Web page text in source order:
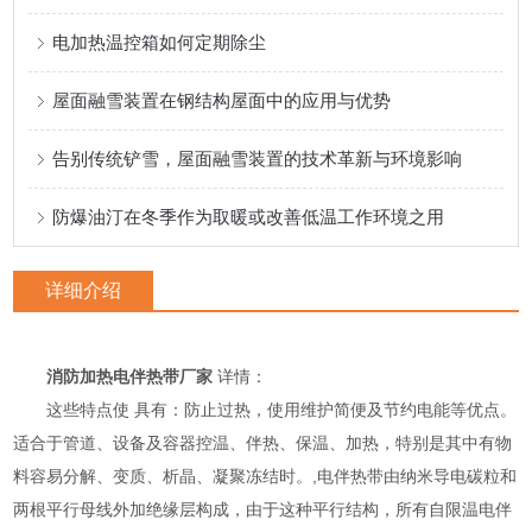
电加热温控箱如何定期除尘
屋面融雪装置在钢结构屋面中的应用与优势
告别传统铲雪，屋面融雪装置的技术革新与环境影响
防爆油汀在冬季作为取暖或改善低温工作环境之用
详细介绍
消防加热电伴热带厂家 详情：
这些特点使 具有：防止过热，使用维护简便及节约电能等优点。
适合于管道、设备及容器控温、伴热、保温、加热，特别是其中有物
料容易分解、变质、析晶、凝聚冻结时。,电伴热带由纳米导电碳粒和
两根平行母线外加绝缘层构成，由于这种平行结构，所有自限温电伴